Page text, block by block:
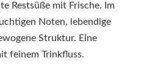
Restsüße mit Frische. Im
Noten, lebendige
Struktur. Eine
feinem Trinkfluss.